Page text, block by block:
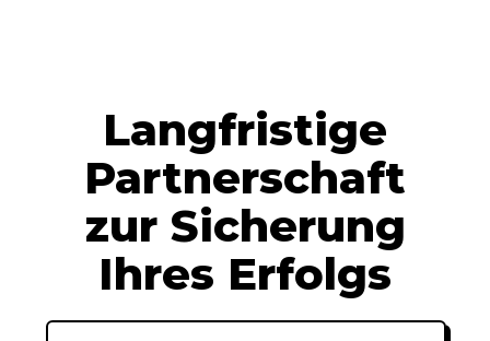
Langfristige
Partnerschaft
zur Sicherung
Ihres Erfolgs